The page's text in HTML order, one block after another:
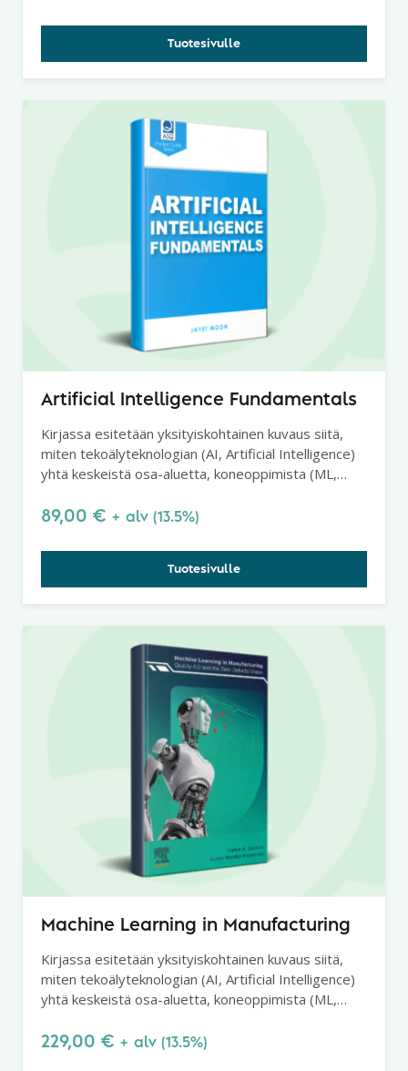
Tuotesivulle
Artificial Intelligence Fundamentals
Kirjassa esitetään yksityiskohtainen kuvaus siitä,
miten tekoälyteknologian (AI, Artificial Intelligence)
yhtä keskeistä osa-aluetta, koneoppimista (ML,
teollisuuden laadunvalvontaan ja -ohjaukseen.
89,00 € + alv (13.5%)
Tuotesivulle
Machine Learning in Manufacturing
Kirjassa esitetään yksityiskohtainen kuvaus siitä,
miten tekoälyteknologian (AI, Artificial Intelligence)
yhtä keskeistä osa-aluetta, koneoppimista (ML,
teollisuuden laadunvalvontaan ja -ohjaukseen.
229,00 € + alv (13.5%)